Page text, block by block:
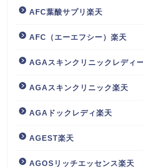
AFC葉酸サプリ楽天
AFC（エーエフシー）楽天
AGAスキンクリニックレディ
AGAスキンクリニック楽天
AGAドックレディ楽天
AGEST楽天
AGOSリッチエッセンス楽天